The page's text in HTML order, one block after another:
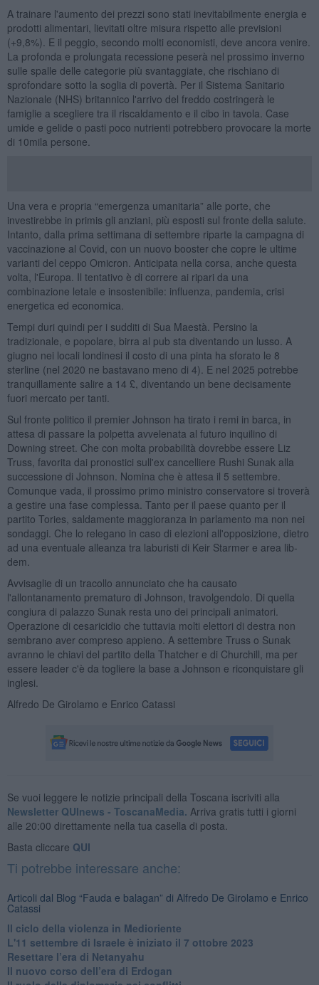
A trainare l'aumento dei prezzi sono stati inevitabilmente energia e
prodotti alimentari, lievitati oltre misura rispetto alle previsioni
(+9,8%). E il peggio, secondo molti economisti, deve ancora venire.
La profonda e prolungata recessione peserà nel prossimo inverno
sulle spalle delle categorie più svantaggiate, che rischiano di
sprofondare sotto la soglia di povertà. Per il Sistema Sanitario
Nazionale (NHS) britannico l'arrivo del freddo costringerà le
famiglie a scegliere tra il riscaldamento e il cibo in tavola. Case
umide e gelide o pasti poco nutrienti potrebbero provocare la morte
di 10mila persone.
Una vera e propria “emergenza umanitaria” alle porte, che
investirebbe in primis gli anziani, più esposti sul fronte della salute.
Intanto, dalla prima settimana di settembre riparte la campagna di
vaccinazione al Covid, con un nuovo booster che copre le ultime
varianti del ceppo Omicron. Anticipata nella corsa, anche questa
volta, l'Europa. Il tentativo è di correre ai ripari da una
combinazione letale e insostenibile: influenza, pandemia, crisi
energetica ed economica.
Tempi duri quindi per i sudditi di Sua Maestà. Persino la
tradizionale, e popolare, birra al pub sta diventando un lusso. A
giugno nei locali londinesi il costo di una pinta ha sforato le 8
sterline (nel 2020 ne bastavano meno di 4). E nel 2025 potrebbe
tranquillamente salire a 14 £, diventando un bene decisamente
fuori mercato per tanti.
Sul fronte politico il premier Johnson ha tirato i remi in barca, in
attesa di passare la polpetta avvelenata al futuro inquilino di
Downing street. Che con molta probabilità dovrebbe essere Liz
Truss, favorita dai pronostici sull'ex cancelliere Rushi Sunak alla
successione di Johnson. Nomina che è attesa il 5 settembre.
Comunque vada, il prossimo primo ministro conservatore si troverà
a gestire una fase complessa. Tanto per il paese quanto per il
partito Tories, saldamente maggioranza in parlamento ma non nei
sondaggi. Che lo relegano in caso di elezioni all'opposizione, dietro
ad una eventuale alleanza tra laburisti di Keir Starmer e area lib-
dem.
Avvisaglie di un tracollo annunciato che ha causato
l'allontanamento prematuro di Johnson, travolgendolo. Di quella
congiura di palazzo Sunak resta uno dei principali animatori.
Operazione di cesaricidio che tuttavia molti elettori di destra non
sembrano aver compreso appieno. A settembre Truss o Sunak
avranno le chiavi del partito della Thatcher e di Churchill, ma per
essere leader c'è da togliere la base a Johnson e riconquistare gli
inglesi.
Alfredo De Girolamo e Enrico Catassi
Se vuoi leggere le notizie principali della Toscana iscriviti alla
Newsletter QUInews - ToscanaMedia. Arriva gratis tutti i giorni
alle 20:00 direttamente nella tua casella di posta.
Basta cliccare QUI
Ti potrebbe interessare anche:
Articoli dal Blog “Fauda e balagan” di Alfredo De Girolamo e Enrico
Catassi
Il ciclo della violenza in Medioriente
L'11 settembre di Israele è iniziato il 7 ottobre 2023
Resettare l’era di Netanyahu
​Il nuovo corso dell’era di Erdogan